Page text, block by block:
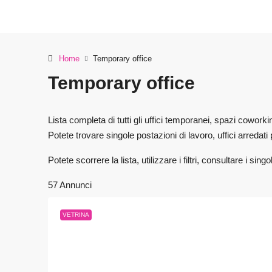
Home Temporary office
Temporary office
Lista completa di tutti gli uffici temporanei, spazi
Potete trovare singole postazioni di lavoro, uffici
Potete scorrere la lista, utilizzare i filtri, consultare i
57 Annunci
VETRINA